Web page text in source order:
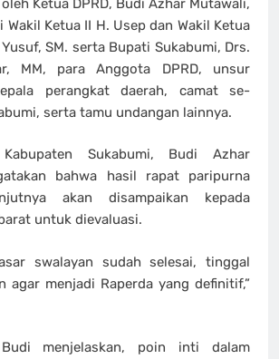
Ketua DPRD, Budi Azhar Mutawali,
Wakil Ketua II H. Usep dan Wakil Ketua
SM. serta Bupati Sukabumi, Drs.
MM, para Anggota DPRD, unsur
perangkat daerah, camat se-
serta tamu undangan lainnya.
Sukabumi, Budi Azhar
bahwa hasil rapat paripurna
akan disampaikan kepada
untuk dievaluasi.
swalayan sudah selesai, tinggal
agar menjadi Raperda yang definitif,”
menjelaskan, poin inti dalam